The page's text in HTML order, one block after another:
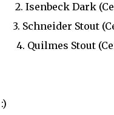
2. Isenbeck Dark
3. Schneider Stout
4. Quilmes Stout